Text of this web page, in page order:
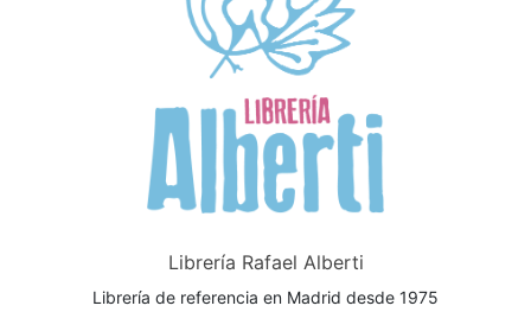
Librería Rafael Alberti
Librería de referencia en Madrid desde 1975